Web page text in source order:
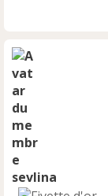
sevlina